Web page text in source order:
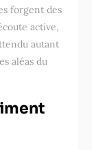
forgent des
active,
autant
aléas du